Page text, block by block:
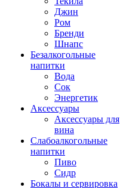
Джин
Ром
Бренди
Шнапс
Безалкогольные
напитки
Вода
Сок
Энергетик
Аксессуары
Аксессуары для
вина
Слабоалкогольные
напитки
Пиво
Сидр
Бокалы и сервировка